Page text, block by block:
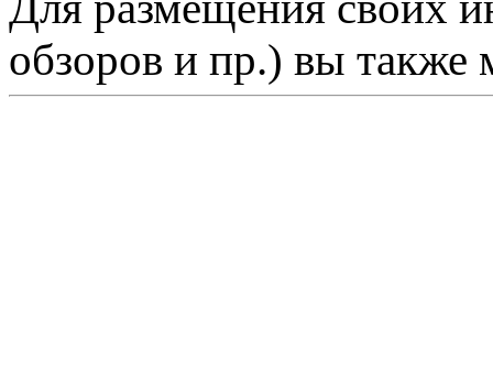
обзоров и пр.) вы также